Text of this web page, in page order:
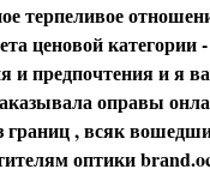
терпеливое
ценовой категории
и предпочтения и я
оправы
, всяк
оптики